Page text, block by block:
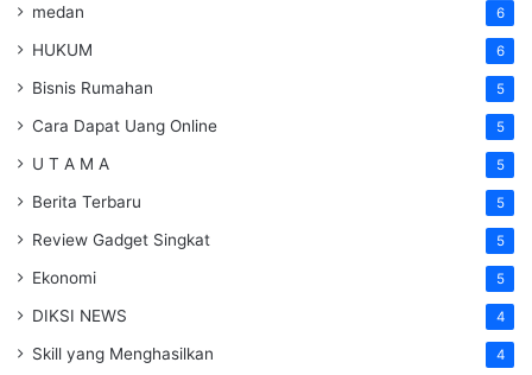
medan 6
HUKUM 6
Bisnis Rumahan 5
Cara Dapat Uang Online 5
U T A M A 5
Berita Terbaru 5
Review Gadget Singkat 5
Ekonomi 5
DIKSI NEWS 4
Skill yang Menghasilkan 4